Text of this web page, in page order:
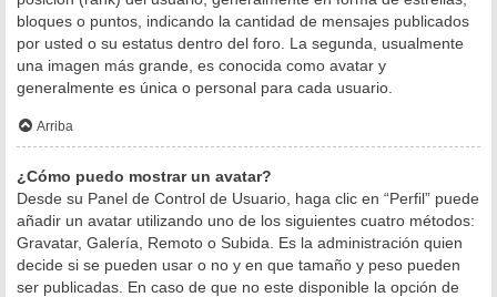
bloques o puntos, indicando la cantidad de mensajes publicados
por usted o su estatus dentro del foro. La segunda, usualmente
una imagen más grande, es conocida como avatar y
generalmente es única o personal para cada usuario.
Arriba
¿Cómo puedo mostrar un avatar?
Desde su Panel de Control de Usuario, haga clic en “Perfil” puede
añadir un avatar utilizando uno de los siguientes cuatro métodos:
Gravatar, Galería, Remoto o Subida. Es la administración quien
decide si se pueden usar o no y en que tamaño y peso pueden
ser publicadas. En caso de que no este disponible la opción de